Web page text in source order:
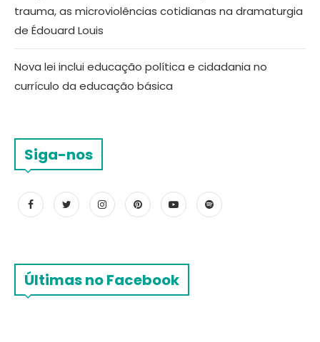
trauma, as microviolências cotidianas na dramaturgia
de Édouard Louis
Nova lei inclui educação política e cidadania no
currículo da educação básica
Siga-nos
Últimas no Facebook